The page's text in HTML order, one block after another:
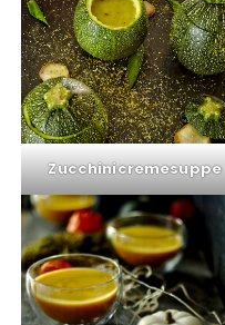
Zucchinicremesuppe